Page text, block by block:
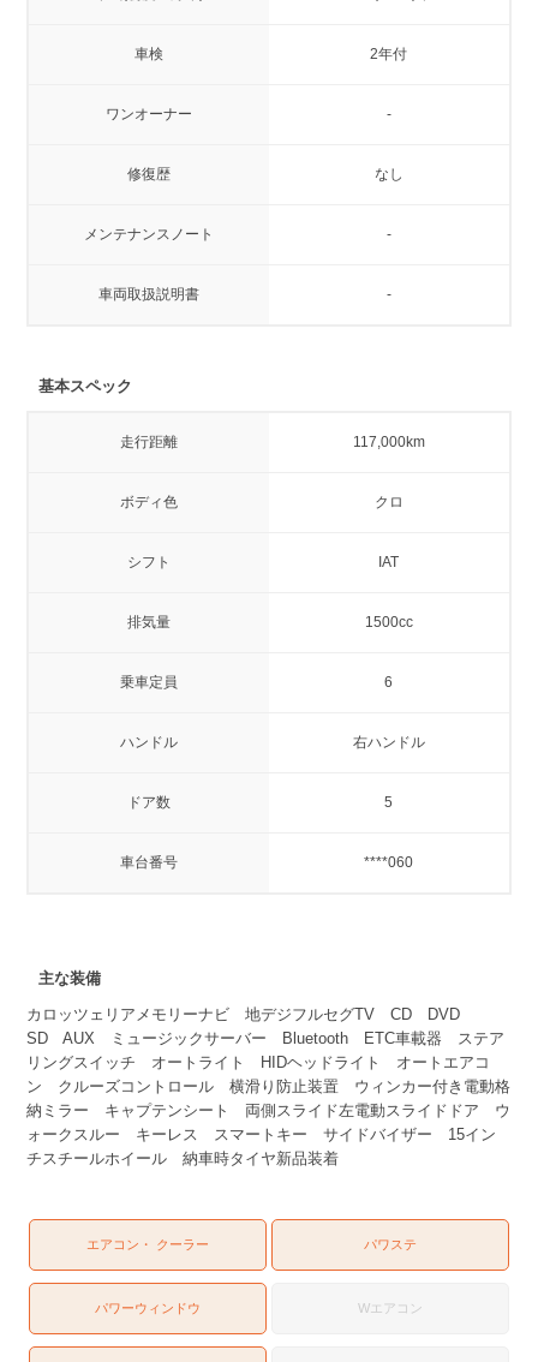
車検 2年付
ワンオーナー -
修復歴 なし
メンテナンスノート -
車両取扱説明書 -
基本スペック
走行距離 117,000km
ボディ色 クロ
シフト IAT
排気量 1500cc
乗車定員 6
ハンドル 右ハンドル
ドア数 5
車台番号 ****060
主な装備
カロッツェリアメモリーナビ 地デジフルセグTV CD DVD
SD AUX ミュージックサーバー Bluetooth ETC車載器 ステア
リングスイッチ オートライト HIDヘッドライト オートエアコ
ン クルーズコントロール 横滑り防止装置 ウィンカー付き電動格
納ミラー キャプテンシート 両側スライド左電動スライドドア ウ
ォークスルー キーレス スマートキー サイドバイザー 15イン
チスチールホイール 納車時タイヤ新品装着
エアコン・ クーラー パワステ
パワーウィンドウ Wエアコン